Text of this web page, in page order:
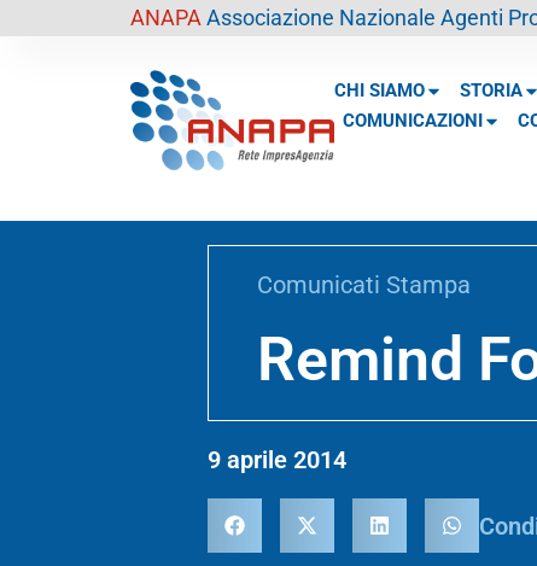
ANAPA Associazione Nazionale Agenti
CHI SIAMO STORIA
COMUNICAZIONI
Comunicati Stampa
Remind
9 aprile 2014